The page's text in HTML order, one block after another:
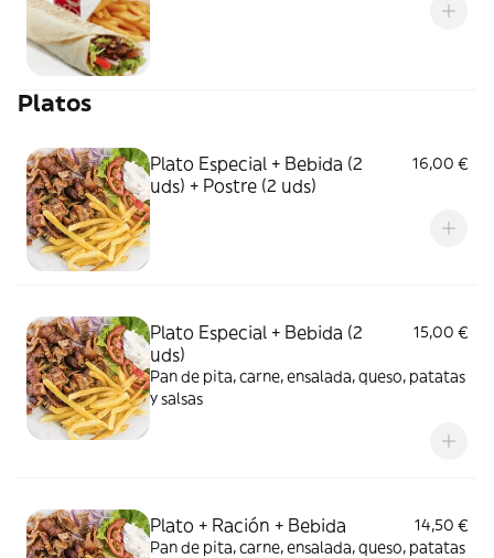
Platos
Plato Especial + Bebida (2
uds) + Postre (2 uds)
16,00 €
Plato Especial + Bebida (2
uds)
15,00 €
Pan de pita, carne, ensalada, queso, patatas
y salsas
Plato + Ración + Bebida
14,50 €
Pan de pita, carne, ensalada, queso, patatas